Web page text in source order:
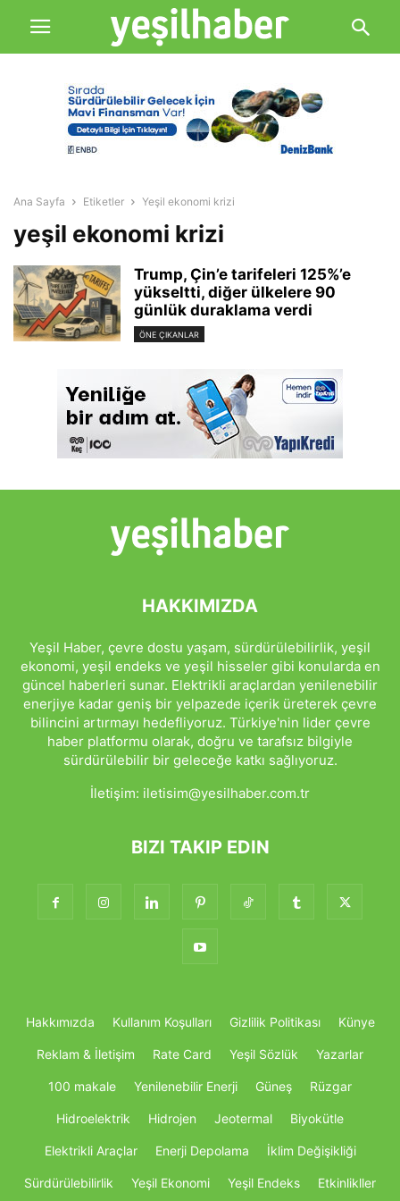
Ana Sayfa Etiketler Yeşil ekonomi krizi
yeşil ekonomi krizi
Trump, Çin’e tarifeleri 125%’e
yükseltti, diğer ülkelere 90
günlük duraklama verdi
ÖNE ÇIKANLAR
HAKKIMIZDA
Yeşil Haber, çevre dostu yaşam, sürdürülebilirlik, yeşil
ekonomi, yeşil endeks ve yeşil hisseler gibi konularda en
güncel haberleri sunar. Elektrikli araçlardan yenilenebilir
enerjiye kadar geniş bir yelpazede içerik üreterek çevre
bilincini artırmayı hedefliyoruz. Türkiye'nin lider çevre
haber platformu olarak, doğru ve tarafsız bilgiyle
sürdürülebilir bir geleceğe katkı sağlıyoruz.
İletişim: iletisim@yesilhaber.com.tr
BIZI TAKIP EDIN
Hakkımızda Kullanım Koşulları Gizlilik Politikası Künye
Reklam & İletişim Rate Card Yeşil Sözlük Yazarlar
100 makale Yenilenebilir Enerji Güneş Rüzgar
Hidroelektrik Hidrojen Jeotermal Biyokütle
Elektrikli Araçlar Enerji Depolama İklim Değişikliği
Sürdürülebilirlik Yeşil Ekonomi Yeşil Endeks Etkinlikller